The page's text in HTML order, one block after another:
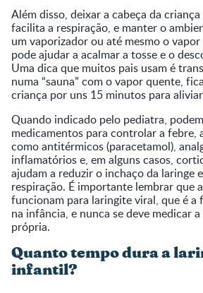
Além disso, deixar a cabeça da
facilita a respiração, e manter o
um vaporizador ou até mesmo o
pode ajudar a acalmar a tosse e o
Uma dica que muitos pais usam é
numa “sauna” com o vapor quente,
criança por uns 15 minutos para
Quando indicado pelo pediatra,
medicamentos para controlar a febre,
como antitérmicos (paracetamol),
inflamatórios e, em alguns casos,
ajudam a reduzir o inchaço da laringe
respiração. É importante lembrar que
funcionam para laringite viral, que é a
na infância, e nunca se deve medicar
própria.
Quanto tempo dura a
infantil?